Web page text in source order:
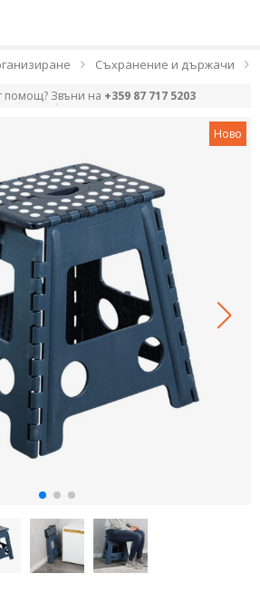
Съхранение и държачи
помощ? Звъни на +359 87 717 5203
Ново